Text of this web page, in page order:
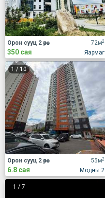
72м2
Яармаг
Орон сууц 2 өрөө
350 сая
1 / 10
55м2
Модны 2
Орон сууц 2 өрөө
6.8 сая
1 / 7